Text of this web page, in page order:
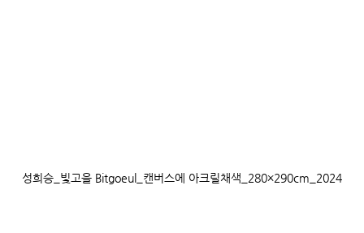
성희승_ 빛고을 Bitgoeul_ 캔버스에 아크릴채색 _280×290cm_2024